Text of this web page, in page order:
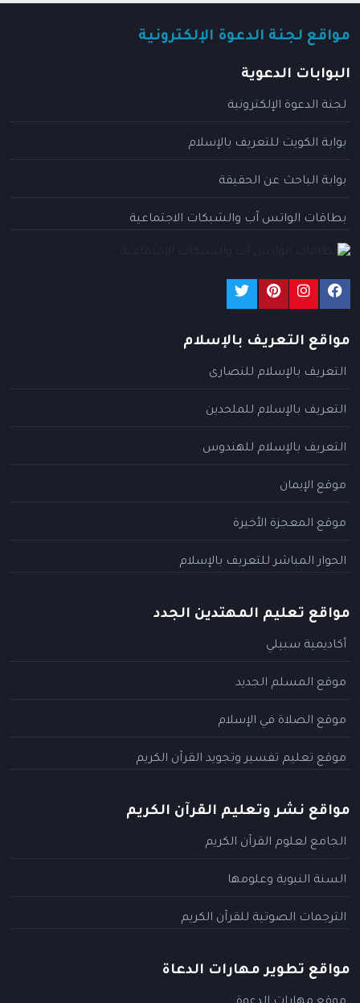
مواقع لجنة الدعوة الإلكترونية
البوابات الدعوية
لجنة الدعوة الإلكترونية
بوابة الكويت للتعريف بالإسلام
بوابة الباحث عن الحقيقة
بطاقات الواتس آب والشبكات الاجتماعية
مواقع التعريف بالإسلام
التعريف بالإسلام للنصارى
التعريف بالإسلام للملحدين
التعريف بالإسلام للهندوس
موقع الإيمان
موقع المعجزة الأخيرة
الحوار المباشر للتعريف بالإسلام
مواقع تعليم المهتدين الجدد
أكاديمية سبيلي
موقع المسلم الجديد
موقع الصلاة في الإسلام
موقع تعليم تفسير وتجويد القرآن الكريم
مواقع نشر وتعليم القرآن الكريم
الجامع لعلوم القرآن الكريم
السنة النبوية وعلومها
الترجمات الصوتية للقرآن الكريم
مواقع تطوير مهارات الدعاة